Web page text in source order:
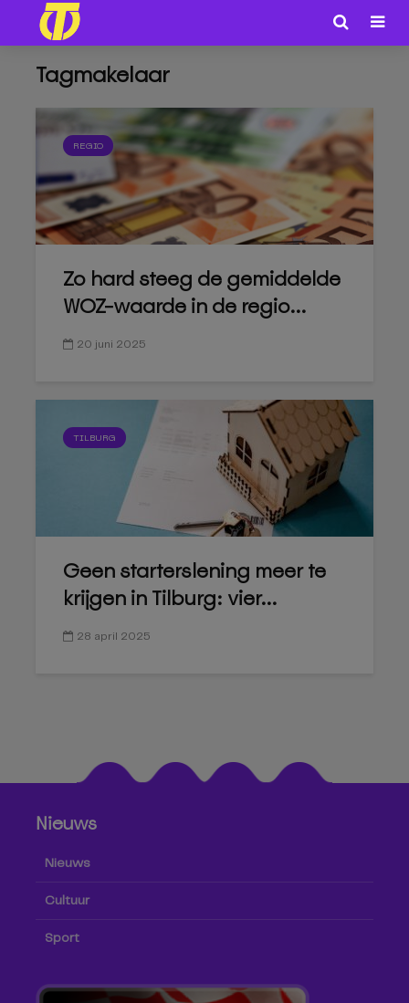
Tagmakelaar
REGIO
Zo hard steeg de gemiddelde
WOZ-waarde in de regio...
20 juni 2025
TILBURG
Geen starterslening meer te
krijgen in Tilburg: vier...
28 april 2025
Nieuws
Nieuws
Cultuur
Sport